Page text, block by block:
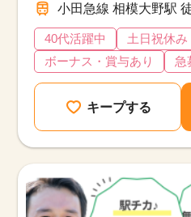
小田急線 相模大野駅
40代活躍中
土日祝休み
ボーナス・賞与あり
急
キープする